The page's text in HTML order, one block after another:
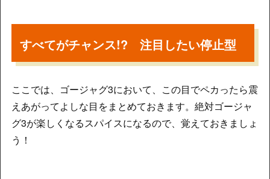
すべてがチャンス!? 注目したい停止型
ここでは、ゴージャグ3において、この目でペカったら震
えあがってよしな目をまとめておきます。絶対ゴージャ
グ3が楽しくなるスパイスになるので、覚えておきましょ
う！